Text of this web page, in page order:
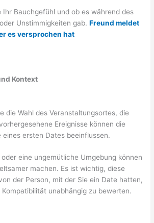
Ihr Bauchgefühl und ob es während des
Unstimmigkeiten gab.Freund meldet
es versprochen hat
Kontext
die Wahl des Veranstaltungsortes, die
Ereignisse können die
eines ersten Dates beeinflussen.
eine ungemütliche Umgebung können
machen. Es ist wichtig, diese
der Person, mit der Sie ein Date hatten,
unabhängig zu bewerten.